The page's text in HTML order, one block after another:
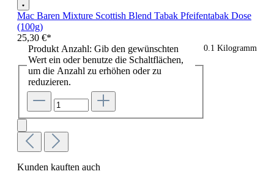
Mac Baren Mixture Scottish Blend Tabak Pfeifentabak Dose
(100g)
25,30 €*
0.1 Kilogramm
Produkt Anzahl: Gib den gewünschten
Wert ein oder benutze die Schaltflächen,
um die Anzahl zu erhöhen oder zu
reduzieren.
Kunden kauften auch